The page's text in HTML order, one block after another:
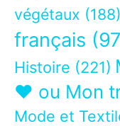
végétaux (188)
français
Histoire (221)
❤ ou Mon
Mode et